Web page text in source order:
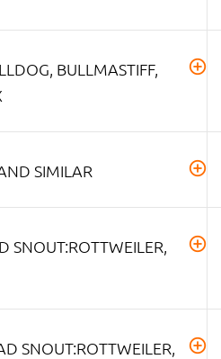
BULLMASTIFF,
SIMILAR
SNOUT:ROTTWEILER,
SNOUT:ROTTWEILER,